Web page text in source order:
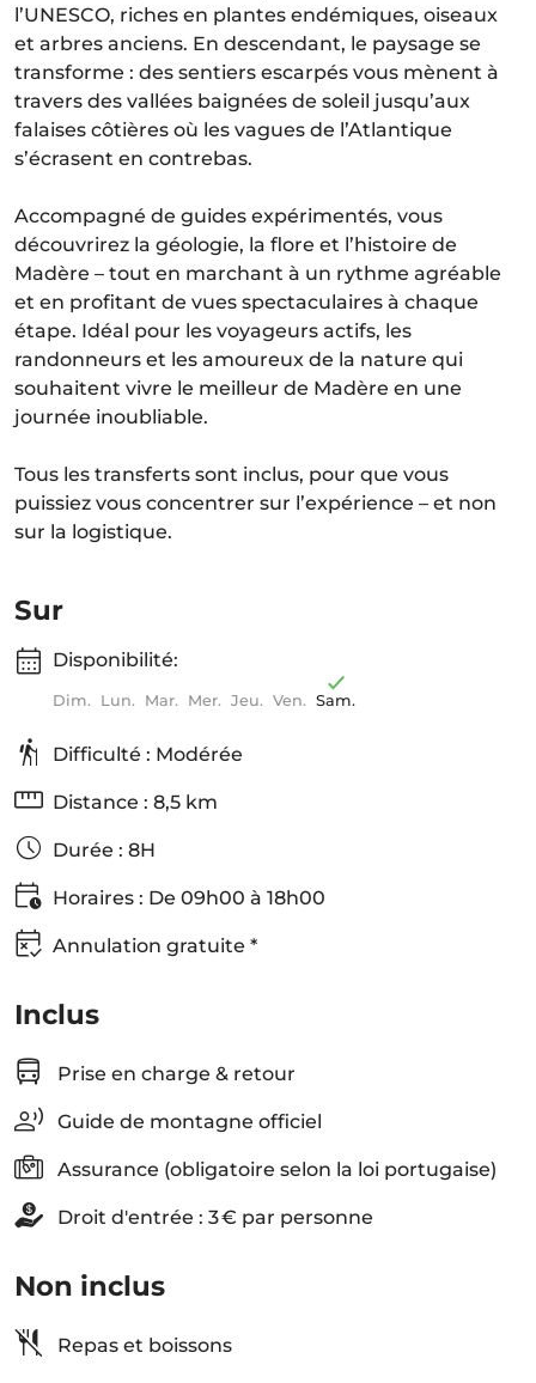
l’UNESCO, riches en plantes endémiques, oiseaux
et arbres anciens. En descendant, le paysage se
transforme : des sentiers escarpés vous mènent à
travers des vallées baignées de soleil jusqu’aux
falaises côtières où les vagues de l’Atlantique
s’écrasent en contrebas.
Accompagné de guides expérimentés, vous
découvrirez la géologie, la flore et l’histoire de
Madère – tout en marchant à un rythme agréable
et en profitant de vues spectaculaires à chaque
étape. Idéal pour les voyageurs actifs, les
randonneurs et les amoureux de la nature qui
souhaitent vivre le meilleur de Madère en une
journée inoubliable.
Tous les transferts sont inclus, pour que vous
puissiez vous concentrer sur l’expérience – et non
sur la logistique.
Sur
Disponibilité:
Dim. Lun. Mar. Mer. Jeu. Ven. Sam.
Difficulté : Modérée
Distance : 8,5 km
Durée : 8H
Horaires : De 09h00 à 18h00
Annulation gratuite *
Inclus
Prise en charge & retour
Guide de montagne officiel
Assurance (obligatoire selon la loi portugaise)
Droit d'entrée : 3 € par personne
Non inclus
Repas et boissons